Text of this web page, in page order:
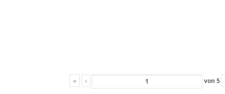
« ‹ von 5